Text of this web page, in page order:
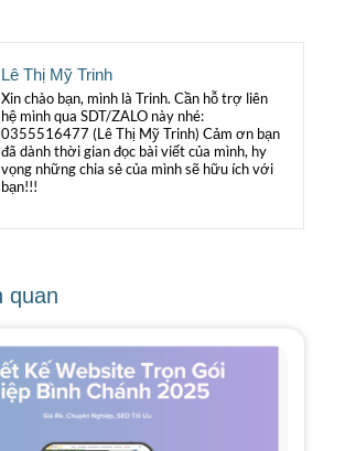
Lê Thị Mỹ Trinh
Xin chào bạn, mình là Trinh. Cần hỗ trợ liên
hệ mình qua SDT/ZALO này nhé:
0355516477 (Lê Thị Mỹ Trinh) Cảm ơn bạn
đã dành thời gian đọc bài viết của mình, hy
vọng những chia sẻ của mình sẽ hữu ích với
bạn!!!
quan